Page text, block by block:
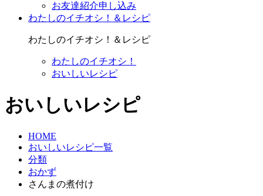
お友達紹介申し込み
わたしのイチオシ！＆レシピ
わたしのイチオシ！＆レシピ
わたしのイチオシ！
おいしいレシピ
おいしいレシピ
HOME
おいしいレシピ一覧
分類
おかず
さんまの煮付け